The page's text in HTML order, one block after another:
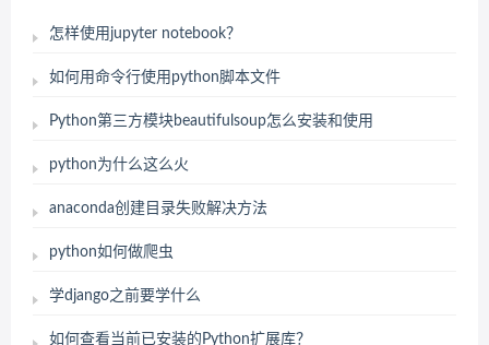
怎样使用jupyter notebook？
如何用命令行使用python脚本文件
Python第三方模块beautifulsoup怎么安装和使用
python为什么这么火
anaconda创建目录失败解决方法
python如何做爬虫
学django之前要学什么
如何查看当前已安装的Python扩展库？